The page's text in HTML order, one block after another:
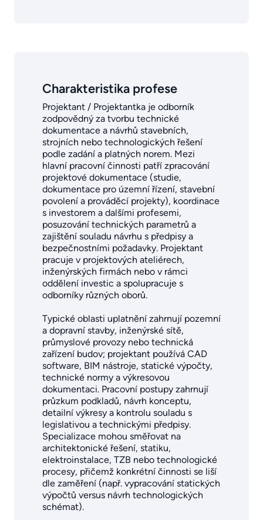
Charakteristika profese
Projektant / Projektantka je odborník
zodpovědný za tvorbu technické
dokumentace a návrhů stavebních,
strojních nebo technologických řešení
podle zadání a platných norem. Mezi
hlavní pracovní činnosti patří zpracování
projektové dokumentace (studie,
dokumentace pro územní řízení, stavební
povolení a prováděcí projekty), koordinace
s investorem a dalšími profesemi,
posuzování technických parametrů a
zajištění souladu návrhu s předpisy a
bezpečnostními požadavky. Projektant
pracuje v projektových ateliérech,
inženýrských firmách nebo v rámci
oddělení investic a spolupracuje s
odborníky různých oborů.
Typické oblasti uplatnění zahrnují pozemní
a dopravní stavby, inženýrské sítě,
průmyslové provozy nebo technická
zařízení budov; projektant používá CAD
software, BIM nástroje, statické výpočty,
technické normy a výkresovou
dokumentaci. Pracovní postupy zahrnují
průzkum podkladů, návrh konceptu,
detailní výkresy a kontrolu souladu s
legislativou a technickými předpisy.
Specializace mohou směřovat na
architektonické řešení, statiku,
elektroinstalace, TZB nebo technologické
procesy, přičemž konkrétní činnosti se liší
dle zaměření (např. vypracování statických
výpočtů versus návrh technologických
schémat).